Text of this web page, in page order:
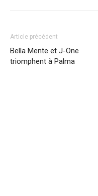
Article précédent
Bella Mente et J-One
triomphent à Palma